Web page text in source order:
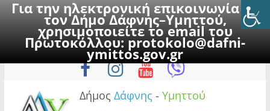
Για την ηλεκτρονική επικοινωνία με
τον Δήμο Δάφνης–Υμηττού,
χρησιμοποιείτε το email του
Πρωτοκόλλου:protokolo@dafni-
ymittos.gov.gr
to
Παρασκευή, 7 Αυγούστου 2026
Δήμος Δάφνης - Υμηττού